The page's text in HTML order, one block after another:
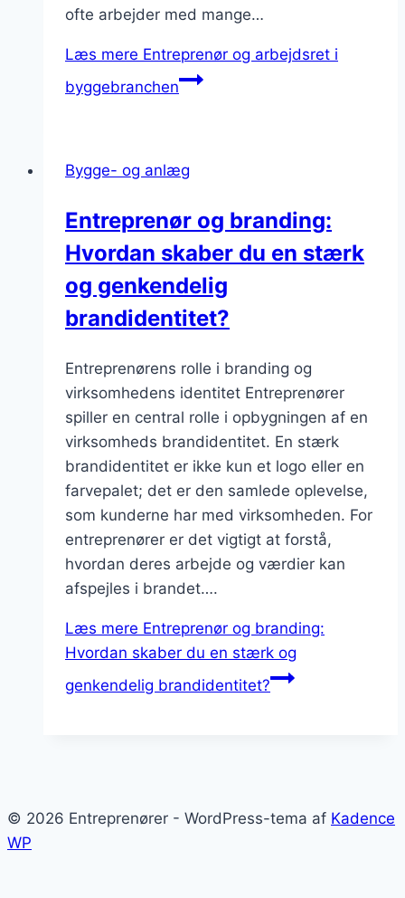
ofte arbejder med mange…
Læs mere Entreprenør og arbejdsret i
byggebranchen
Bygge- og anlæg
Entreprenør og branding:
Hvordan skaber du en stærk
og genkendelig
brandidentitet?
Entreprenørens rolle i branding og
virksomhedens identitet Entreprenører
spiller en central rolle i opbygningen af en
virksomheds brandidentitet. En stærk
brandidentitet er ikke kun et logo eller en
farvepalet; det er den samlede oplevelse,
som kunderne har med virksomheden. For
entreprenører er det vigtigt at forstå,
hvordan deres arbejde og værdier kan
afspejles i brandet….
Læs mere Entreprenør og branding:
Hvordan skaber du en stærk og
genkendelig brandidentitet?
© 2026 Entreprenører - WordPress-tema af Kadence
WP